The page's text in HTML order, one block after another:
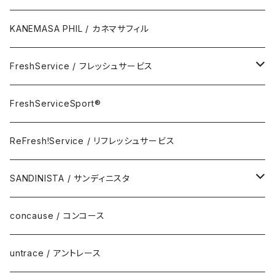
Key Hook
Room Spray
Accessory
Eyewear
KANEMASA PHIL / カネマサフィル
FreshService / フレッシュサービス
FreshServiceSport®
ReFresh!Service / リフレッシュサービス
FreshServiceSport®
ReFresh!Service / リフレッシュサービス
SANDINISTA / サンディニスタ
DAILY STANDARD
concause / コンコース
untrace / アントレース